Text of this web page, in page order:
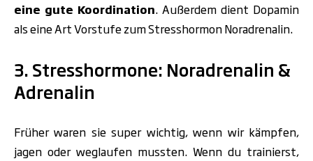
eine gute Koordination. Außerdem dient Dopamin
als eine Art Vorstufe zum Stresshormon Noradrenalin.
3. Stresshormone: Noradrenalin &
Adrenalin
Früher waren sie super wichtig, wenn wir kämpfen,
jagen oder weglaufen mussten. Wenn du trainierst,